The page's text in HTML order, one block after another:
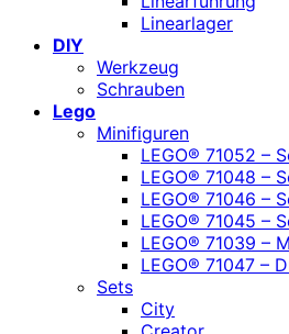
Linearlager
DIY
Werkzeug
Schrauben
Lego
Minifiguren
LEGO® 71052 –
LEGO® 71048 –
LEGO® 71046 –
LEGO® 71045 –
LEGO® 71039 –
LEGO® 71047 –
Sets
City